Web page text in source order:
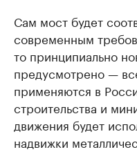
Сам мост будет
современным
то принципиально
предусмотрено —
применяются в
строительства и
движения будет
надвижки